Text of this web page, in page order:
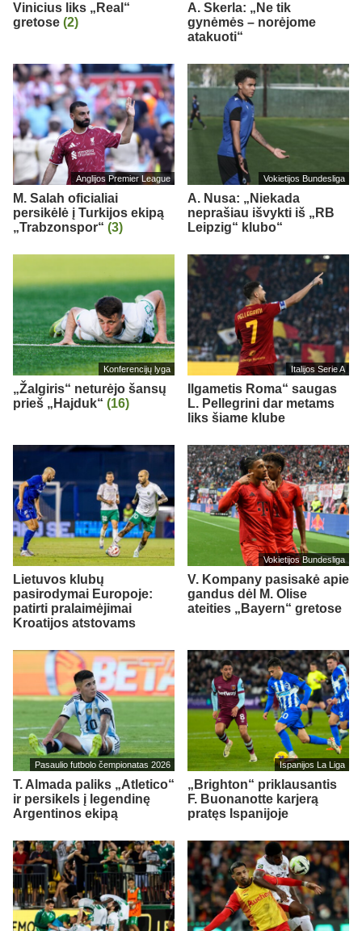
Vinicius liks „Real“
gretose (2)
A. Skerla: „Ne tik
gynėmės – norėjome
atakuoti“
Anglijos Premier League
M. Salah oficialiai
persikėlė į Turkijos ekipą
„Trabzonspor“ (3)
Vokietijos Bundesliga
A. Nusa: „Niekada
neprašiau išvykti iš „RB
Leipzig“ klubo“
Konferencijų lyga
„Žalgiris“ neturėjo šansų
prieš „Hajduk“ (16)
Italijos Serie A
Ilgametis Roma“ saugas
L. Pellegrini dar metams
liks šiame klube
Lietuvos klubų
pasirodymai Europoje:
patirti pralaimėjimai
Kroatijos atstovams
Vokietijos Bundesliga
V. Kompany pasisakė apie
gandus dėl M. Olise
ateities „Bayern“ gretose
Pasaulio futbolo čempionatas 2026
T. Almada paliks „Atletico“
ir persikels į legendinę
Argentinos ekipą
Ispanijos La Liga
„Brighton“ priklausantis
F. Buonanotte karjerą
pratęs Ispanijoje